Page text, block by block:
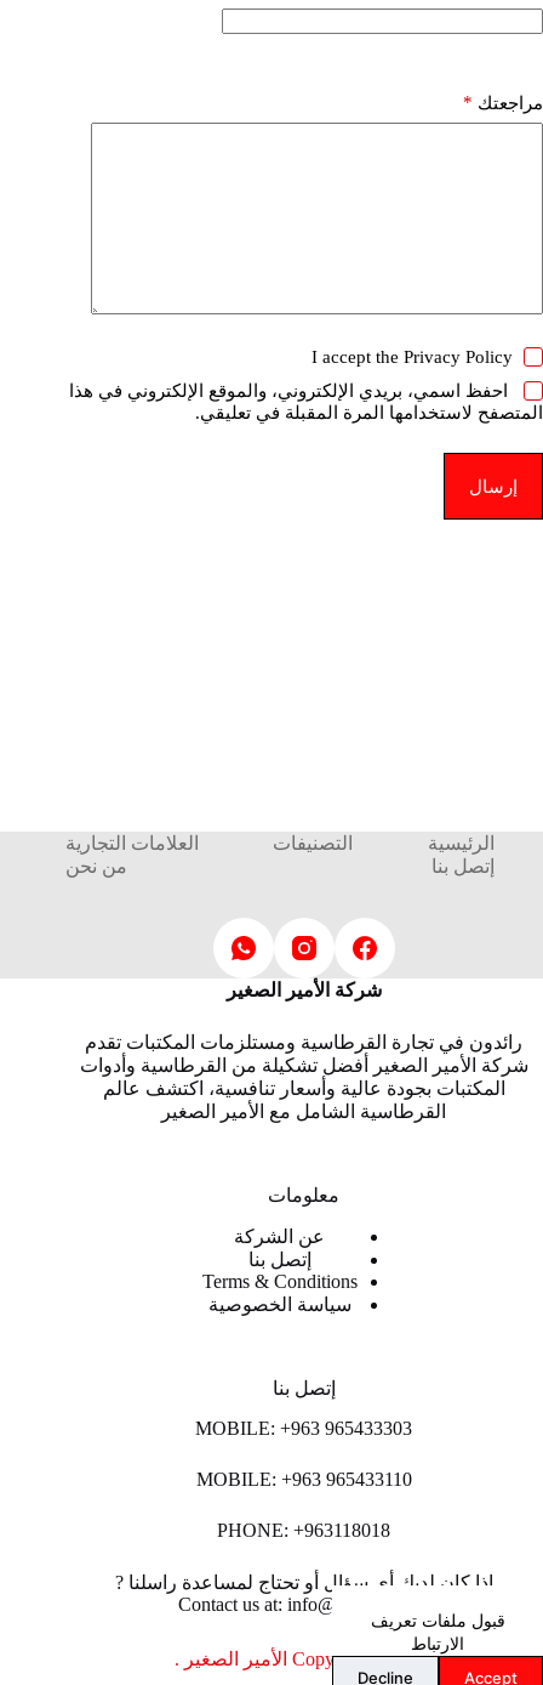
قبول ملفات تعريف
الارتباط
Accept
Decline
مراجعتك *
I accept the Privacy Policy
احفظ اسمي، بريدي الإلكتروني، والموقع الإلكتروني في هذا
المتصفح لاستخدامها المرة المقبلة في تعليقي.
إرسال
الرئيسية التصنيفات
العلامات التجارية
إتصل بنا
من نحن
شركة الأمير الصغير
رائدون في تجارة القرطاسية ومستلزمات المكتبات تقدم
شركة الأمير الصغير أفضل تشكيلة من القرطاسية وأدوات
المكتبات بجودة عالية وأسعار تنافسية، اكتشف عالم
القرطاسية الشامل مع الأمير الصغير
معلومات
عن الشركة
إتصل بنا
Terms & Conditions
سياسة الخصوصية
إتصل بنا
MOBILE: +963 965433303
MOBILE: +963 965433110
PHONE: +963118018
اذا كان لديك أي سؤال أو تحتاج لمساعدة راسلنا ?
Contact us at: info@lpco-llc.com
Copyright © 2026 الأمير الصغير .